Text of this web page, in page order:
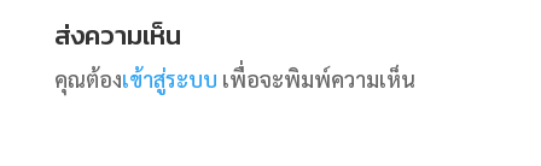
ส่งความเห็น
คุณต้องเข้าสู่ระบบ เพื่อจะพิมพ์ความเห็น